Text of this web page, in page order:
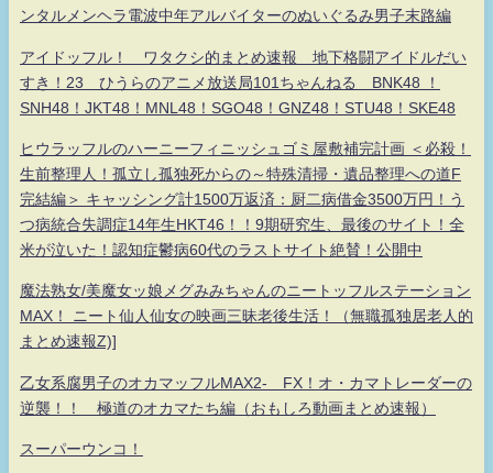
ンタルメンヘラ電波中年アルバイターのぬいぐるみ男子末路編
アイドッフル！ ワタクシ的まとめ速報 地下格闘アイドルだい
すき！23 ひうらのアニメ放送局101ちゃんねる BNK48 ！
SNH48！JKT48！MNL48！SGO48！GNZ48！STU48！SKE48
ヒウラッフルのハーニーフィニッシュゴミ屋敷補完計画 ＜必殺！
生前整理人！孤立し孤独死からの～特殊清掃・遺品整理への道F
完結編＞ キャッシング計1500万返済：厨二病借金3500万円！う
つ病統合失調症14年生HKT46！！9期研究生、最後のサイト！全
米が泣いた！認知症鬱病60代のラストサイト絶賛！公開中
魔法熟女/美魔女ッ娘メグみみちゃんのニートッフルステーション
MAX！ ニート仙人仙女の映画三昧老後生活！（無職孤独居老人的
まとめ速報Z)]
乙女系腐男子のオカマッフルMAX2- FX！オ・カマトレーダーの
逆襲！！ 極道のオカマたち編（おもしろ動画まとめ速報）
スーパーウンコ！